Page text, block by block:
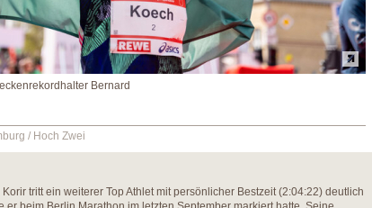
Bernard
/ Hoch Zwei
tritt ein weiterer Top Athlet mit persönlicher Bestzeit (2:04:22) deutlich